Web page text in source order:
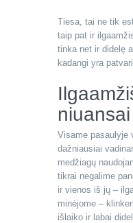
Tiesa, tai ne tik
taip pat ir
tinka net ir didelę
kadangi yra
niuansai
Visame pasaulyje
dažniausiai
medžiagų
tikrai negalime
ir vienos iš jų –
minėjome –
išlaiko ir labai